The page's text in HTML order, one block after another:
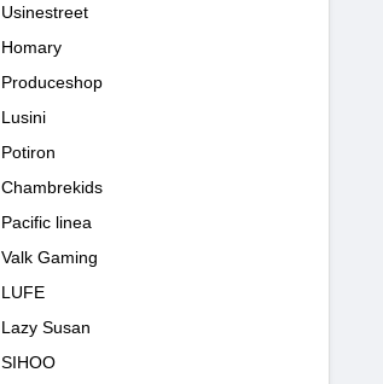
Usinestreet
Homary
Produceshop
Lusini
Potiron
Chambrekids
Pacific linea
Valk Gaming
LUFE
Lazy Susan
SIHOO